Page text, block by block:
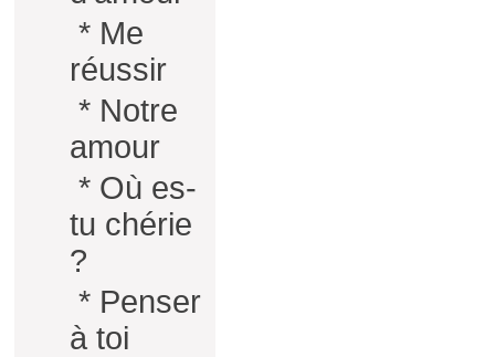
* Me
réussir
* Notre
amour
* Où es-
tu chérie
?
* Penser
à toi